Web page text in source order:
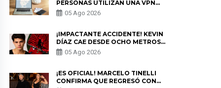
PERSONAS UTILIZAN UNA VPN
PARA PROTEGER SU
PRIVACIDAD?
05 Ago 2026
¡IMPACTANTE ACCIDENTE! KEVIN
DÍAZ CAE DESDE OCHO METROS
EN “ESTO ES GUERRA” Y GENERA
PREOCUPACIÓN
05 Ago 2026
¡ES OFICIAL! MARCELO TINELLI
CONFIRMA QUE REGRESÓ CON